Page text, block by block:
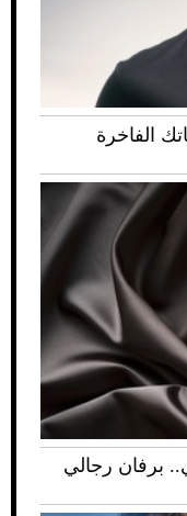
علاماتك الفاخرة
برفان رجالي